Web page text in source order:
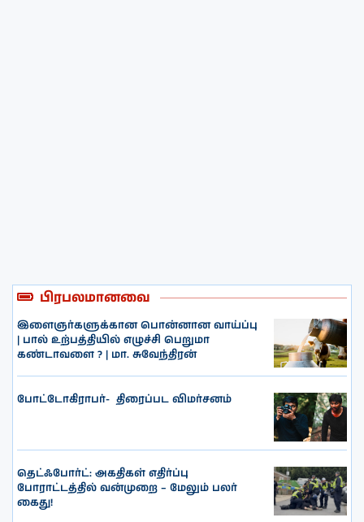
பிரபலமானவை
இளைஞர்களுக்கான பொன்னான வாய்ப்பு
| பால் உற்பத்தியில் எழுச்சி பெறுமா
கண்டாவளை ? | மா. சுவேந்திரன்
போட்டோகிராபர்- ‌ திரைப்பட விமர்சனம்
தெட்ஃபோர்ட்: அகதிகள் எதிர்ப்பு
போராட்டத்தில் வன்முறை – மேலும் பலர்
கைது!